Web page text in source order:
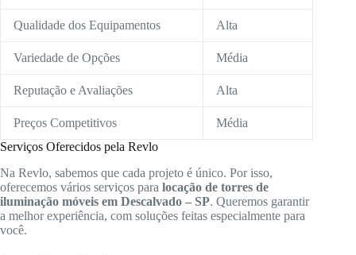
Qualidade dos Equipamentos Alta
Variedade de Opções Média
Reputação e Avaliações Alta
Preços Competitivos
Média
Serviços Oferecidos pela Revlo
Na Revlo, sabemos que cada projeto é único. Por isso,
oferecemos vários serviços para locação de torres de
iluminação móveis em Descalvado – SP. Queremos garantir
a melhor experiência, com soluções feitas especialmente para
você.